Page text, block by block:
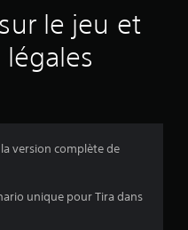
a
s
le jeu et
version complète de
unique pour Tira dans